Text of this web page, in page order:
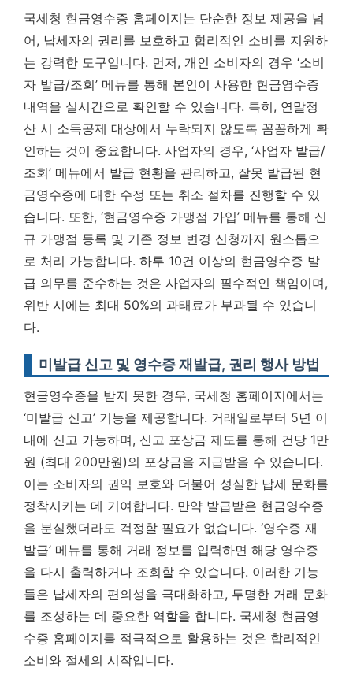
국세청 현금영수증 홈페이지는 단순한 정보 제공을 넘
어, 납세자의 권리를 보호하고 합리적인 소비를 지원하
는 강력한 도구입니다. 먼저, 개인 소비자의 경우 ‘소비
자 발급/조회’ 메뉴를 통해 본인이 사용한 현금영수증
내역을 실시간으로 확인할 수 있습니다. 특히, 연말정
산 시 소득공제 대상에서 누락되지 않도록 꼼꼼하게 확
인하는 것이 중요합니다. 사업자의 경우, ‘사업자 발급/
조회’ 메뉴에서 발급 현황을 관리하고, 잘못 발급된 현
금영수증에 대한 수정 또는 취소 절차를 진행할 수 있
습니다. 또한, ‘현금영수증 가맹점 가입’ 메뉴를 통해 신
규 가맹점 등록 및 기존 정보 변경 신청까지 원스톱으
로 처리 가능합니다. 하루 10건 이상의 현금영수증 발
급 의무를 준수하는 것은 사업자의 필수적인 책임이며,
위반 시에는 최대 50%의 과태료가 부과될 수 있습니
다.
미발급 신고 및 영수증 재발급, 권리 행사 방법
현금영수증을 받지 못한 경우, 국세청 홈페이지에서는
‘미발급 신고’ 기능을 제공합니다. 거래일로부터 5년 이
내에 신고 가능하며, 신고 포상금 제도를 통해 건당 1만
원 (최대 200만원)의 포상금을 지급받을 수 있습니다.
이는 소비자의 권익 보호와 더불어 성실한 납세 문화를
정착시키는 데 기여합니다. 만약 발급받은 현금영수증
을 분실했더라도 걱정할 필요가 없습니다. ‘영수증 재
발급’ 메뉴를 통해 거래 정보를 입력하면 해당 영수증
을 다시 출력하거나 조회할 수 있습니다. 이러한 기능
들은 납세자의 편의성을 극대화하고, 투명한 거래 문화
를 조성하는 데 중요한 역할을 합니다. 국세청 현금영
수증 홈페이지를 적극적으로 활용하는 것은 합리적인
소비와 절세의 시작입니다.